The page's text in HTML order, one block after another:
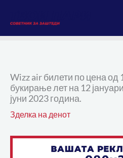
content
Wizz air билети по цена од
букирање лет на 12
јуни 2023 година.
Зделка на денот